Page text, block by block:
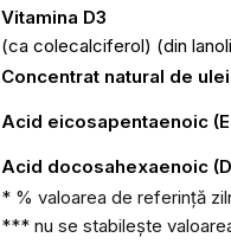
Vitamina D3
(ca colecalciferol) (din
Concentrat natural de
Acid eicosapentaenoic
Acid docosahexaenoic
* % valoarea de referință
*** nu se stabilește